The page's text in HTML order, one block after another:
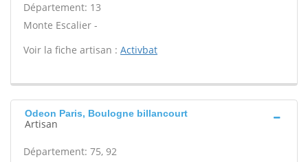
Département: 13
Monte Escalier -
Voir la fiche artisan : Activbat
Odeon Paris, Boulogne billancourt
Artisan
Département: 75, 92